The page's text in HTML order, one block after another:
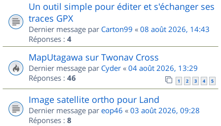
Un outil simple pour éditer et s'échanger ses
traces GPX
Dernier message par Carton99 « 08 août 2026, 14:43
Réponses : 4
MapUtagawa sur Twonav Cross
Dernier message par Cyder « 04 août 2026, 13:29
Réponses : 46 1 2 3 4 5
Image satellite ortho pour Land
Dernier message par eop46 « 03 août 2026, 09:28
Réponses : 8